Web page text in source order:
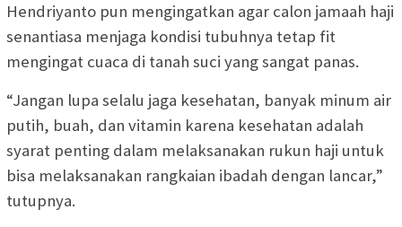
Hendriyanto pun mengingatkan agar calon jamaah haji
senantiasa menjaga kondisi tubuhnya tetap fit
mengingat cuaca di tanah suci yang sangat panas.
“Jangan lupa selalu jaga kesehatan, banyak minum air
putih, buah, dan vitamin karena kesehatan adalah
syarat penting dalam melaksanakan rukun haji untuk
bisa melaksanakan rangkaian ibadah dengan lancar,”
tutupnya.